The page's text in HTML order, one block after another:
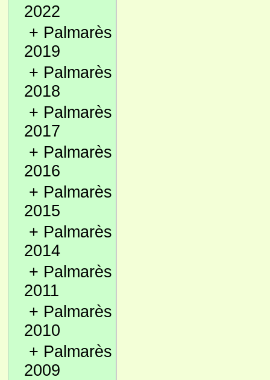
2022
+ Palmarès
2019
+ Palmarès
2018
+ Palmarès
2017
+ Palmarès
2016
+ Palmarès
2015
+ Palmarès
2014
+ Palmarès
2011
+ Palmarès
2010
+ Palmarès
2009